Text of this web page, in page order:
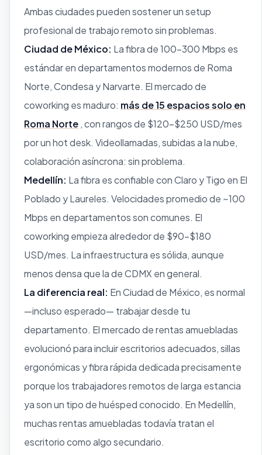
Ambas ciudades pueden sostener un setup
profesional de trabajo remoto sin problemas.
Ciudad de México: La fibra de 100–300 Mbps es
estándar en departamentos modernos de Roma
Norte, Condesa y Narvarte. El mercado de
coworking es maduro: más de 15 espacios solo en
Roma Norte , con rangos de $120–$250 USD/mes
por un hot desk. Videollamadas, subidas a la nube,
colaboración asíncrona: sin problema.
Medellín: La fibra es confiable con Claro y Tigo en El
Poblado y Laureles. Velocidades promedio de ~100
Mbps en departamentos son comunes. El
coworking empieza alrededor de $90–$180
USD/mes. La infraestructura es sólida, aunque
menos densa que la de CDMX en general.
La diferencia real: En Ciudad de México, es normal
—incluso esperado— trabajar desde tu
departamento. El mercado de rentas amuebladas
evolucionó para incluir escritorios adecuados, sillas
ergonómicas y fibra rápida dedicada precisamente
porque los trabajadores remotos de larga estancia
ya son un tipo de huésped conocido. En Medellín,
muchas rentas amuebladas todavía tratan el
escritorio como algo secundario.